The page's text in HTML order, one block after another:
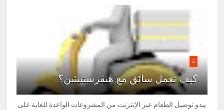
2
كيف تعمل سائق مع هنقرستيشن؟
يبدو توصيل الطعام عبر الإنترنت من المشروعات الواعدة للغاية على